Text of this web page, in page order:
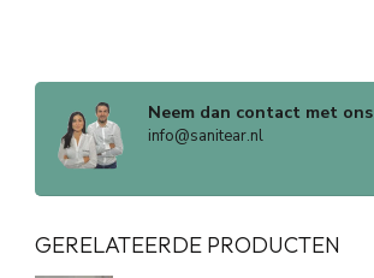
Neem dan contact met ons
info@sanitear.nl
GERELATEERDE PRODUCTEN